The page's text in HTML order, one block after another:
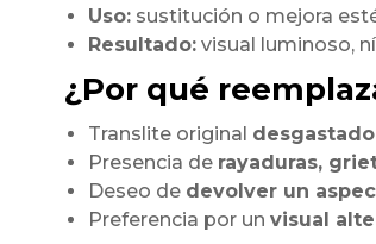
Uso:sustitución o mejora
Resultado:visual luminoso,
¿Por qué
Translite original
Presencia de rayaduras,
Deseo de devolver un
Preferencia por un visual